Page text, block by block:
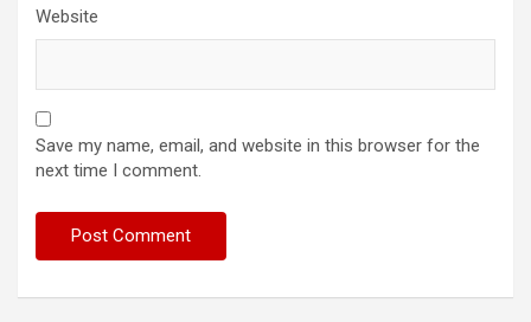
Website
Save my name, email, and website in this browser for the
next time I comment.